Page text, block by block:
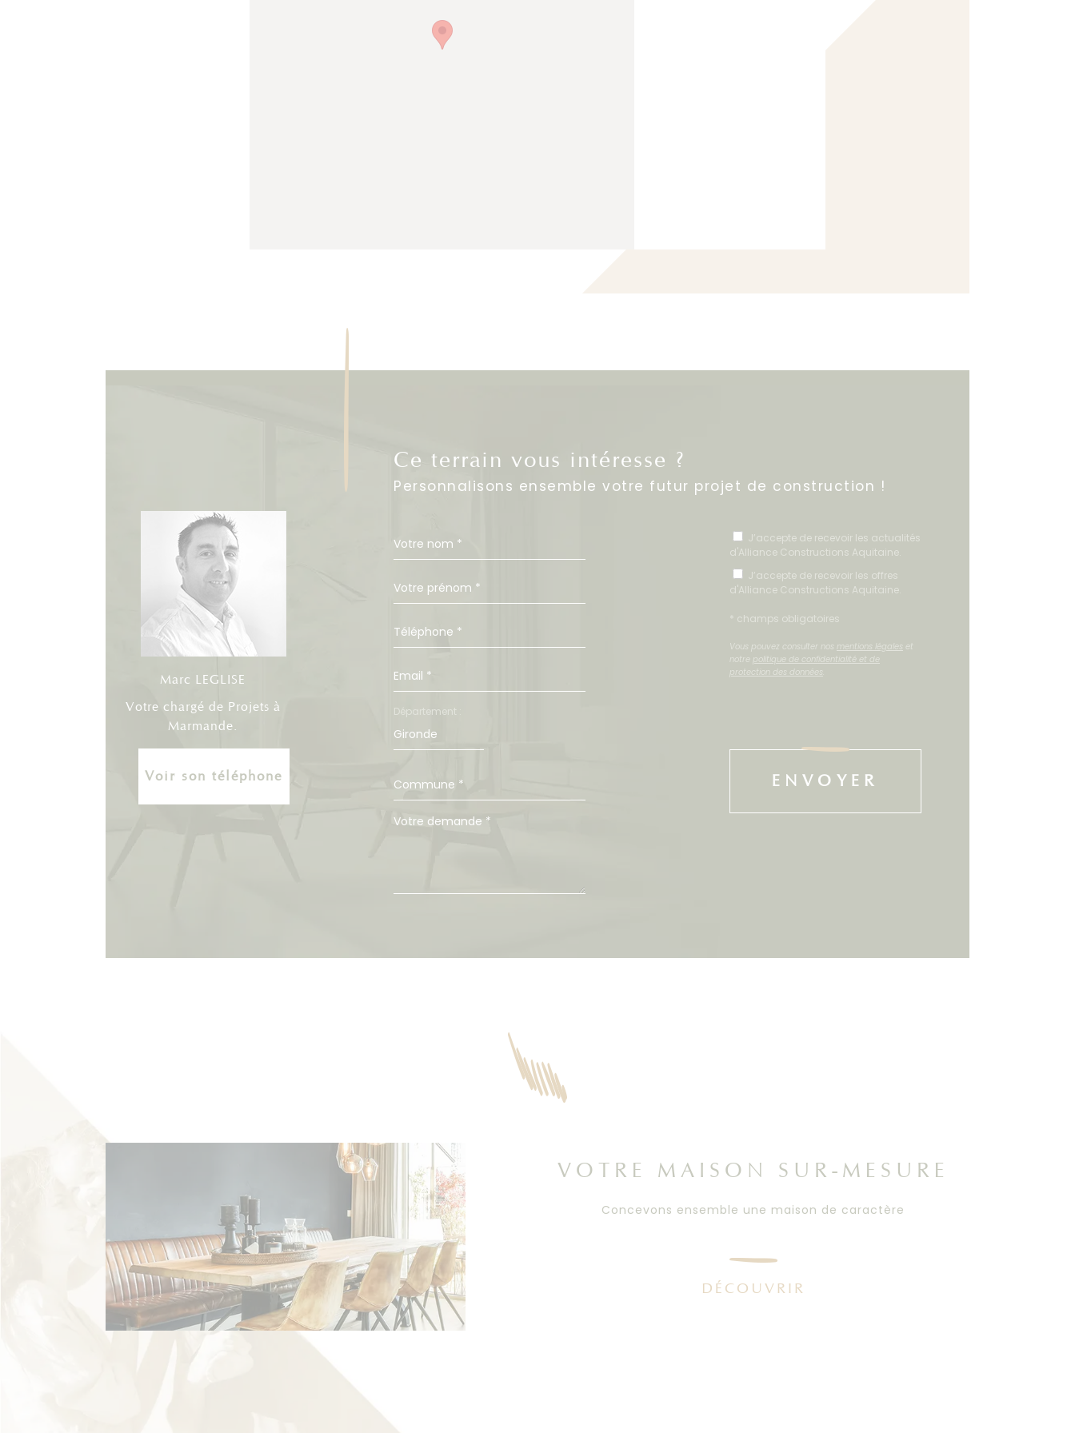
Marc LEGLISE
Votre chargé de Projets à
Marmande.
Voir son téléphone
Ce terrain vous intéresse ?
Personnalisons ensemble votre futur projet de construction !
Département :
J’accepte de recevoir les actualités
d'Alliance Constructions Aquitaine.
J’accepte de recevoir les offres
d'Alliance Constructions Aquitaine.
* champs obligatoires
Vous pouvez consulter nos mentions légales et
notre politique de confidentialité et de
protection des données
VOTRE MAISON SUR-MESURE
Concevons ensemble une maison de caractère
DÉCOUVRIR